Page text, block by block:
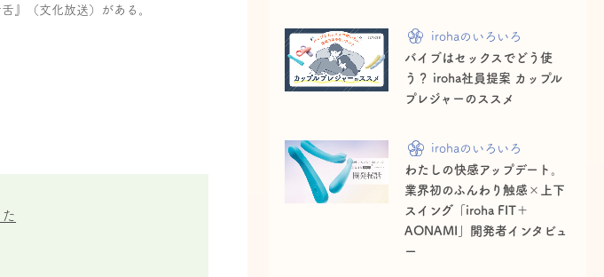
』（文化放送）がある。
irohaのいろいろ
バイブはセックスでどう使
う？ iroha社員提案 カップル
プレジャーのススメ
irohaのいろいろ
わたしの快感アップデート。
業界初のふんわり触感×上下
スイング「iroha FIT＋
AONAMI」開発者インタビュ
ー